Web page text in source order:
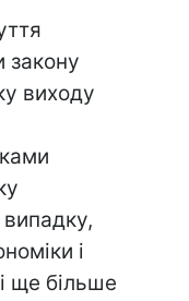
закону
виходу
і
ще більше